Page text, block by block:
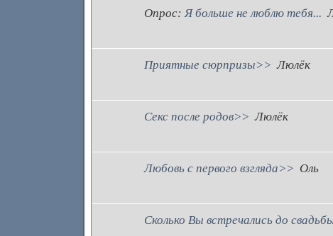
Опрос: Я больше не люблю тебя...
Приятные сюрпризы>> Люлёк
Секс после родов>> Люлёк
Любовь с первого взгляда>> Оль
Сколько Вы встречались до